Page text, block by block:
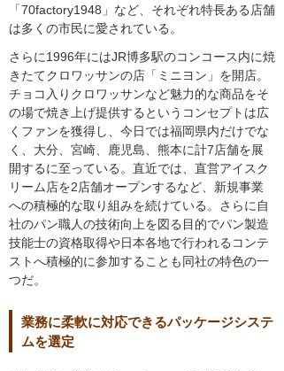
「70factory1948」など、それぞれ特長ある店舗
は多くの市民に愛されている。
さらに1996年にはJR博多駅のコンコース内に焼
きたてクロワッサンの店「ミニヨン」を開店。
チョコ入りクロワッサンなど魅力的な商品をそ
の場で焼き上げ提供するというコンセプトは広
くファンを獲得し、今日では福岡県内だけでな
く、大分、宮崎、鹿児島、熊本に計7店舗を展
開するに至っている。直近では、直営アイスク
リーム店を2店舗オープンするなど、新規事業
への積極的な取り組みを続けている。さらに自
社のパン職人の技術向上を図る目的でパン製造
技能士の資格取得や日本各地で行われるコンテ
ストへ積極的に参加することも同社の特色の一
つだ。
業務に柔軟に対応できるパッケージシステ
ムを選定